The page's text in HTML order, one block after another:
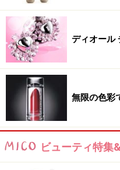
ディオール
無限の色彩
ビューティ特集